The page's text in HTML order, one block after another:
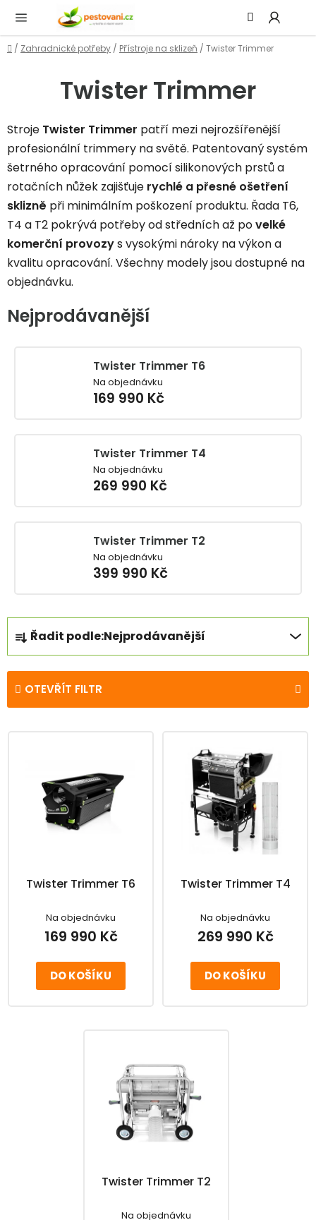
obsah
Domů
/ Zahradnické potřeby / Přístroje na sklizeň / Twister Trimmer
Twister Trimmer
Stroje Twister Trimmer patří mezi nejrozšířenější
profesionální trimmery na světě. Patentovaný systém
šetrného opracování pomocí silikonových prstů a
rotačních nůžek zajišťuje rychlé a přesné ošetření
sklizně při minimálním poškození produktu. Řada T6,
T4 a T2 pokrývá potřeby od středních až povelké
komerční provozys vysokými nároky na výkon a
kvalitu opracování. Všechny modely jsou dostupné na
objednávku.
Nejprodávanější
Twister Trimmer T6
Na objednávku
169 990 Kč
Twister Trimmer T4
Na objednávku
269 990 Kč
Twister Trimmer T2
Na objednávku
399 990 Kč
Ř
a
z
e
n
Řadit podle:Nejprodávanější
OTEVŘÍT FILTR
Twister Trimmer T6
Na objednávku
DO KOŠÍKU
169 990 Kč
Twister Trimmer T4
Na objednávku
DO KOŠÍKU
269 990 Kč
Twister Trimmer T2
Na objednávku